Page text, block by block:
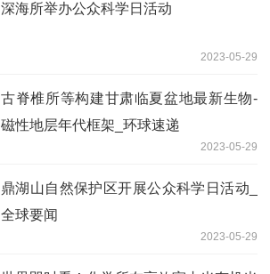
深海所举办公众科学日活动
2023-05-29
古脊椎所等构建甘肃临夏盆地最新生物-
磁性地层年代框架_环球速递
2023-05-29
鼎湖山自然保护区开展公众科学日活动_
全球要闻
2023-05-29